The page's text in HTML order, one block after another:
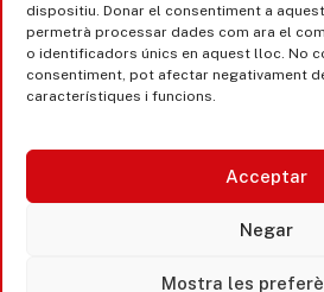
dispositiu. Donar el consentiment a
permetrà processar dades com ara el
o identificadors únics en aquest lloc. No
consentiment, pot afectar negativament
característiques i funcions.
Acceptar
Negar
Mostra lesAccesibilitat